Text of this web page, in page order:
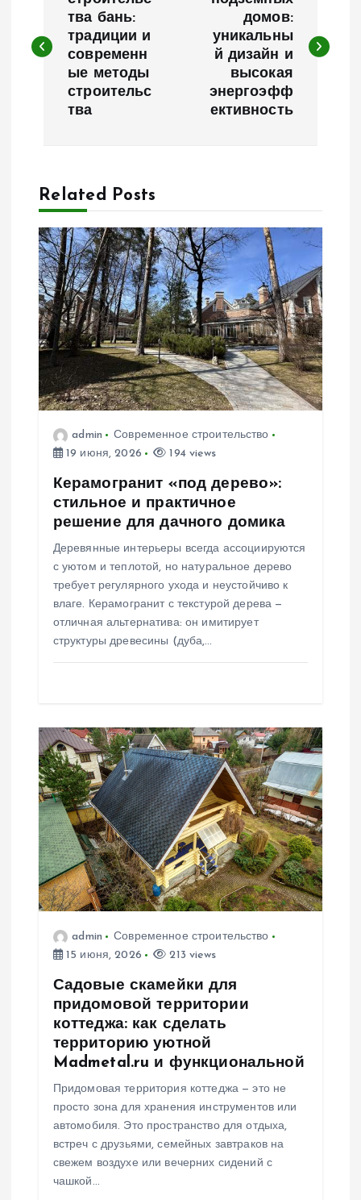
в
ц
и
я
п
о
з
тва бань:
традиции и
современн
ые методы
строительс
тва
домов:
уникальны
й дизайн и
высокая
энергоэфф
ективность
Related Posts
admin
Современное строительство
19 июня, 2026
194 views
Керамогранит «под дерево»:
стильное и практичное
решение для дачного домика
Деревянные интерьеры всегда ассоциируются
с уютом и теплотой, но натуральное дерево
требует регулярного ухода и неустойчиво к
влаге. Керамогранит с текстурой дерева —
отличная альтернатива: он имитирует
структуры древесины (дуба,…
admin
Современное строительство
15 июня, 2026
213 views
Садовые скамейки для
придомовой территории
коттеджа: как сделать
территорию уютной
Madmetal.ru и функциональной
Придомовая территория коттеджа — это не
просто зона для хранения инструментов или
автомобиля. Это пространство для отдыха,
встреч с друзьями, семейных завтраков на
свежем воздухе или вечерних сидений с
чашкой…